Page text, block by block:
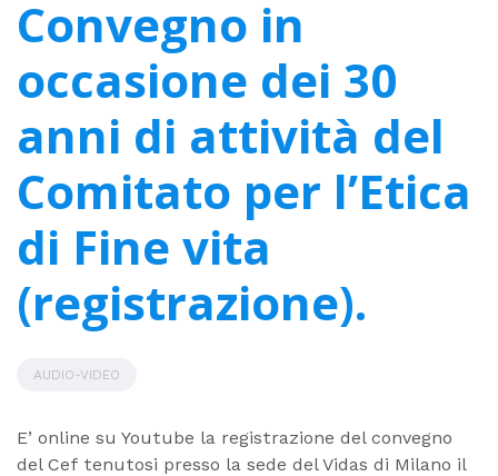
Convegno in
occasione dei 30
anni di attività del
Comitato per l’Etica
di Fine vita
(registrazione).
AUDIO-VIDEO
E’ online su Youtube la registrazione del convegno
del Cef tenutosi presso la sede del Vidas di Milano il